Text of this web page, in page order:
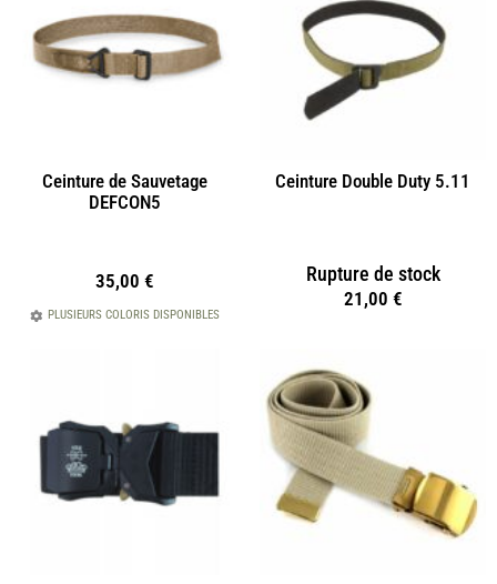
Ceinture de Sauvetage
DEFCON5
35,00 €
PLUSIEURS COLORIS DISPONIBLES
Ceinture Double Duty 5.11
Rupture de stock
21,00 €